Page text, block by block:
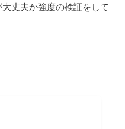
丈夫か強度の検証をして